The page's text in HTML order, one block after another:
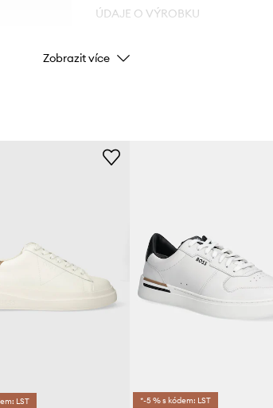
ÚDAJE O VÝROBKU
Kód výrobce
Barva
ID produktu
Zobrazit více
LST *-5 % s kódem: LST